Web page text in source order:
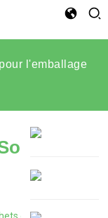
l'emballage
clé